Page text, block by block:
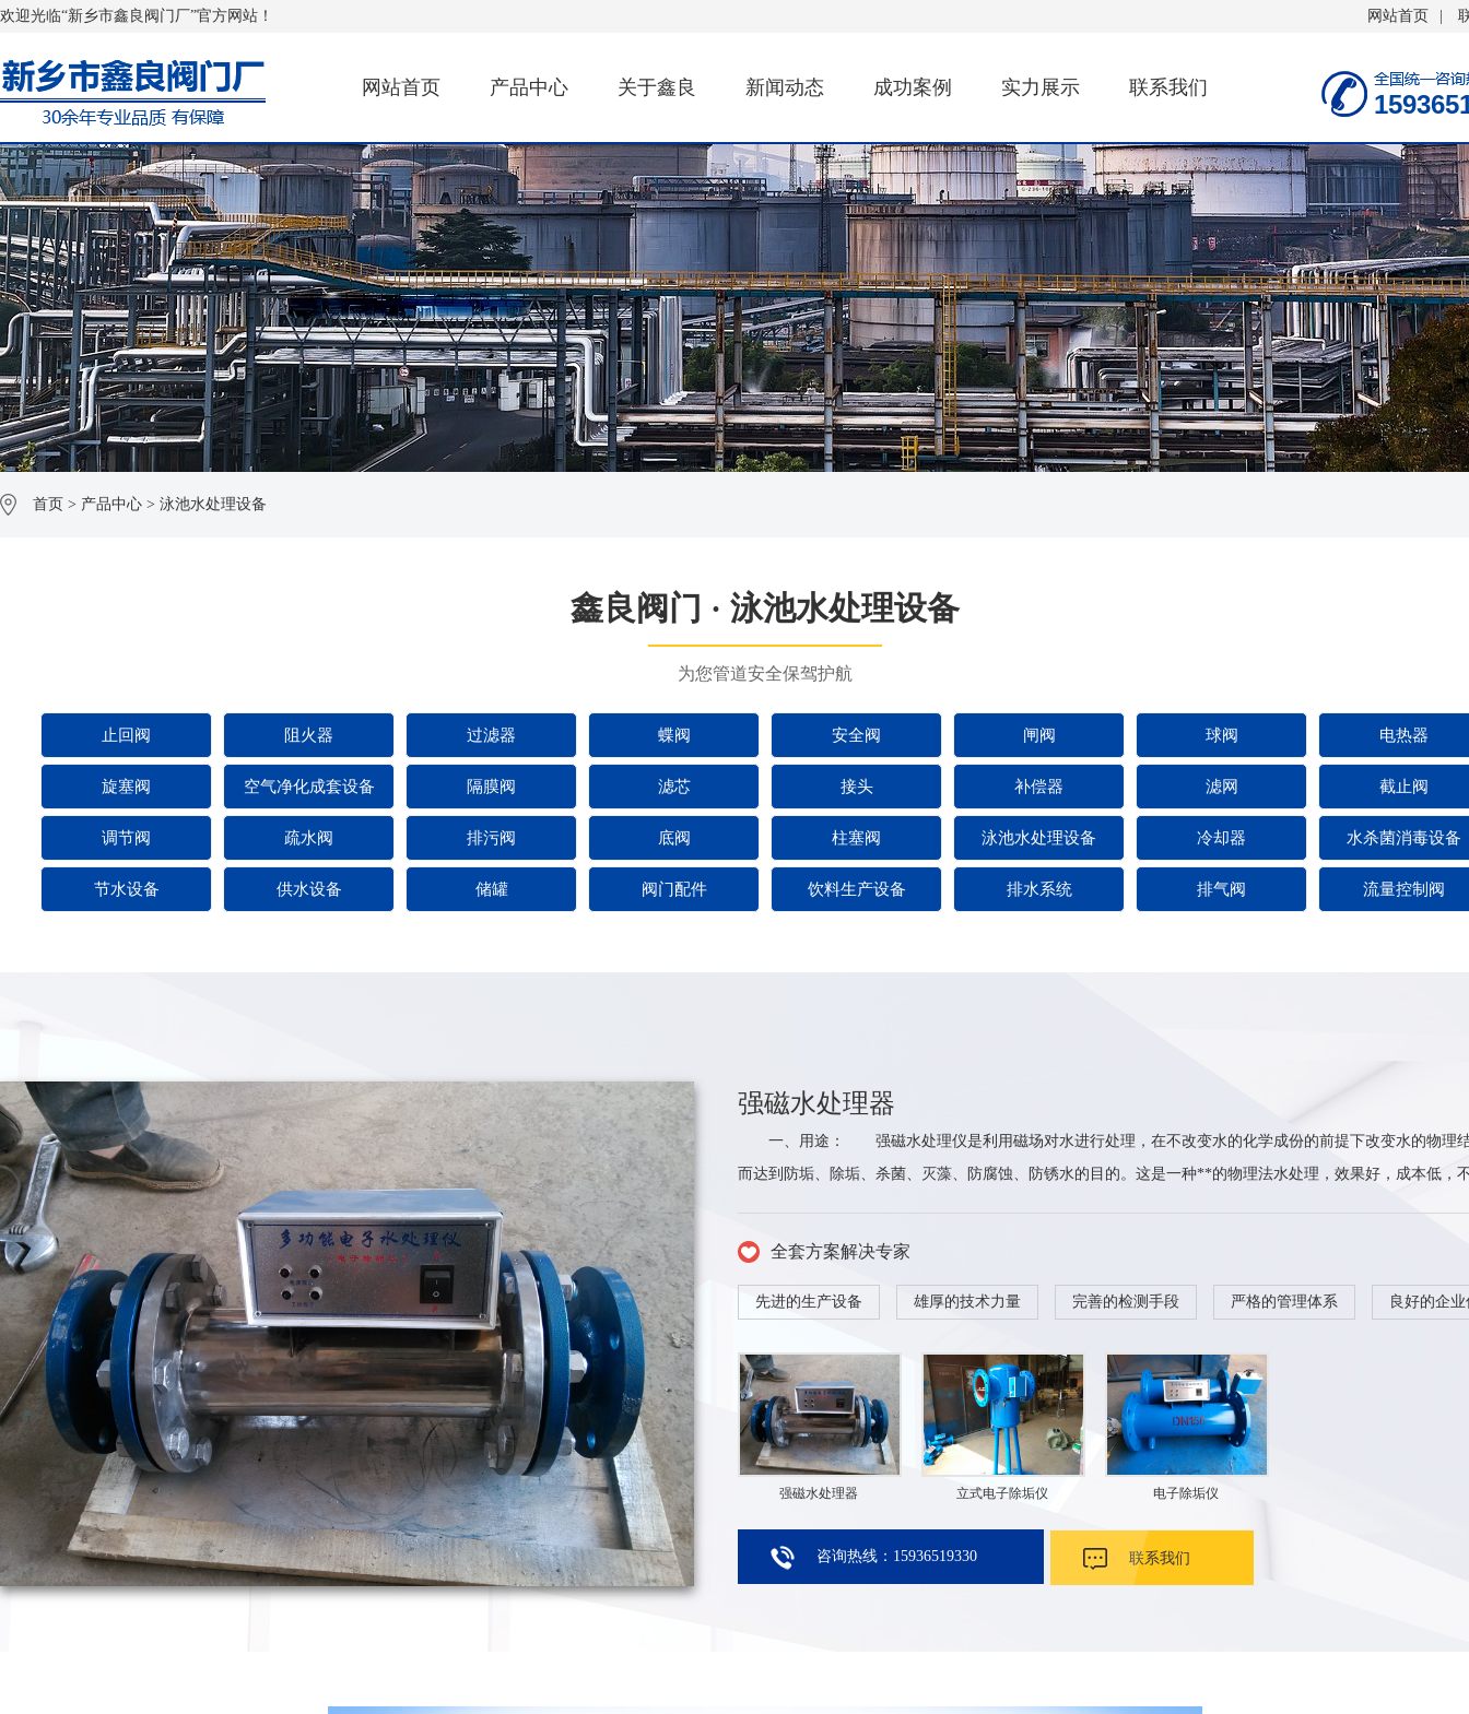
欢迎光临“新乡市鑫良阀门厂”官方网站！ 网站首页
网站首页 产品中心 关于鑫良 新闻动态 成功案例 实力展示 联系我们
首页 > 产品中心 > 泳池水处理设备
鑫良阀门 · 泳池水处理设备
为您管道安全保驾护航
止回阀 阻火器 过滤器 蝶阀 安全阀 闸阀 球阀 电热器
旋塞阀 空气净化成套设备 隔膜阀 滤芯 接头 补偿器 滤网 截止阀
调节阀 疏水阀 排污阀 底阀 柱塞阀 泳池水处理设备 冷却器 水杀菌消毒设备
节水设备 供水设备 储罐 阀门配件 饮料生产设备 排水系统 排气阀 流量控制阀
强磁水处理器
一、用途： 强磁水处理仪是利用磁场对水进行处理，在不改变水的化学成份的前提下改变水的物理
而达到防垢、除垢、杀菌、灭藻、防腐蚀、防锈水的目的。这是一种**的物理法水处理，效果好，成本低，
全套方案解决专家
先进的生产设备 雄厚的技术力量 完善的检测手段 严格的管理体系 良好的企
强磁水处理器 立式电子除垢仪 电子除垢仪
咨询热线：15936519330 联系我们